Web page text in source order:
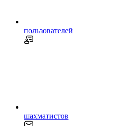
пользователей
шахматистов